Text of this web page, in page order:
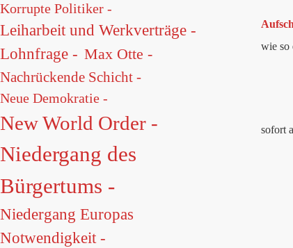
wie so
sofort
Korrupte Politiker -
Leiharbeit und Werkverträge -
Lohnfrage - Max Otte -
Nachrückende Schicht -
Neue Demokratie -
New World Order -
Niedergang des
Bürgertums -
Niedergang Europas
Notwendigkeit -